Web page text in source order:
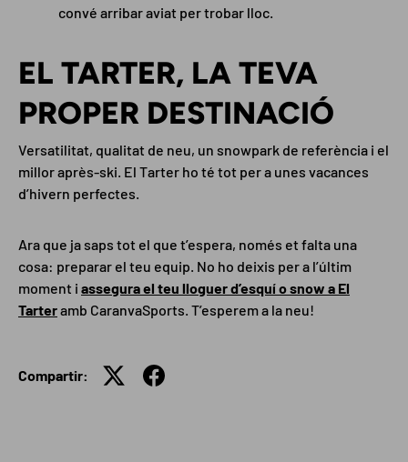
convé arribar aviat per trobar lloc.
EL TARTER, LA TEVA
PROPER DESTINACIÓ
Versatilitat, qualitat de neu, un snowpark de referència i el
millor après-ski. El Tarter ho té tot per a unes vacances
d’hivern perfectes.
Ara que ja saps tot el que t’espera, només et falta una
cosa: preparar el teu equip. No ho deixis per a l’últim
moment i assegura el teu lloguer d’esquí o snow a El
Tarteramb CaranvaSports. T’esperem a la neu!
Compartir: